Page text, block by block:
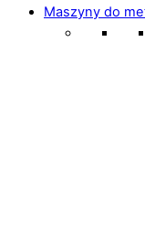
Maszyny do